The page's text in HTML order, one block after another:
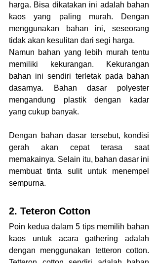
harga. Bisa dikatakan ini adalah bahan
kaos yang paling murah. Dengan
menggunakan bahan ini, seseorang
tidak akan kesulitan dari segi harga.
Namun bahan yang lebih murah tentu
memiliki kekurangan. Kekurangan
bahan ini sendiri terletak pada bahan
dasarnya. Bahan dasar polyester
mengandung plastik dengan kadar
yang cukup banyak.
Dengan bahan dasar tersebut, kondisi
gerah akan cepat terasa saat
memakainya. Selain itu, bahan dasar ini
membuat tinta sulit untuk menempel
sempurna.
2. Teteron Cotton
Poin kedua dalam 5 tips memilih bahan
kaos untuk acara gathering adalah
dengan menggunakan tetteron cotton.